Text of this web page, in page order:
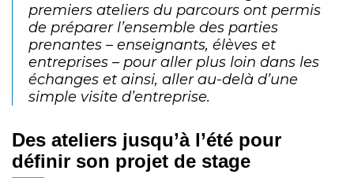
premiers ateliers du parcours ont permis
de préparer l’ensemble des parties
prenantes – enseignants, élèves et
entreprises – pour aller plus loin dans les
échanges et ainsi, aller au-delà d’une
simple visite d’entreprise.
Des ateliers jusqu’à l’été pour
définir son projet de stage